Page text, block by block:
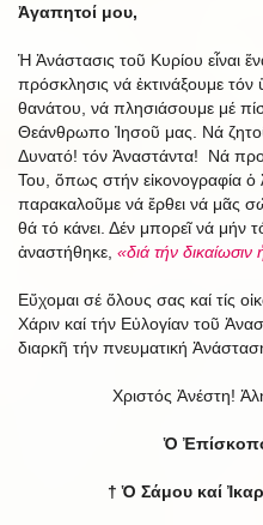
Ἀγαπητοί μου,
Ἡ Ἀνάστασις τοῦ Κυρίου εἶναι
πρόσκλησις νά ἐκτινάξουμε
θανάτου, νά πλησιάσουμε μέ
Θεάνθρωπο Ἰησοῦ μας. Νά
Δυνατό! τόν Ἀναστάντα! Νά
Του, ὅπως στήν εἰκονογραφία
παρακαλοῦμε νά ἔρθει νά μᾶς
θά τό κάνει. Δέν μπορεῖ νά μήν
ἀναστήθηκε, «διά τήν
Εὔχομαι σέ ὅλους σας καί τίς
Χάριν καί τήν Εὐλογίαν τοῦ
διαρκῆ τήν πνευματική
Χριστός Ἀνέστη!
Ὁ
† Ὁ Σάμου καί